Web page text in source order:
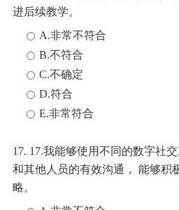
进后续教学。
A.非常不符合
B.不符合
C.不确定
D.符合
E.非常符合
17. 17.我能够使用不同的数字社
和其他人员的有效沟通， 能够积
略。